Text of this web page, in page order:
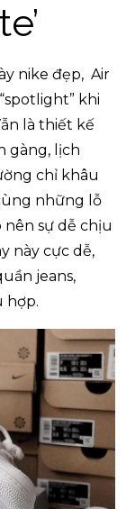
nike đẹp, Air
khi
là thiết kế
gàng, lịch
chỉ khâu
những lỗ
nên sự dễ chịu
này cực dễ,
jeans,
hợp.